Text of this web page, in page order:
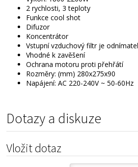
2 rychlosti, 3 teploty
Funkce cool shot
Difuzor
Koncentrátor
Vstupní vzduchový filtr je
Vhodné k zavěšení
Ochrana motoru proti přehřátí
Rozměry: (mm) 280x275x90
Napájení: AC 220-240V ~ 50-60Hz
Dotazy a diskuze
Vložit dotaz